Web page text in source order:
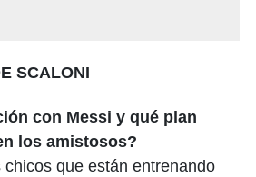
SCALONI
con Messi y qué plan
los amistosos?
que están entrenando